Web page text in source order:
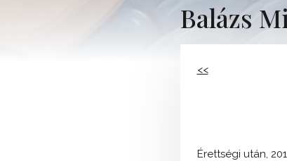
Balázs
<<
Érettségi után,